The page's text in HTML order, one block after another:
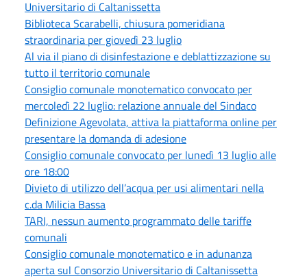
Universitario di Caltanissetta
Biblioteca Scarabelli, chiusura pomeridiana
straordinaria per giovedì 23 luglio
Al via il piano di disinfestazione e deblattizzazione su
tutto il territorio comunale
Consiglio comunale monotematico convocato per
mercoledì 22 luglio: relazione annuale del Sindaco
Definizione Agevolata, attiva la piattaforma online per
presentare la domanda di adesione
Consiglio comunale convocato per lunedì 13 luglio alle
ore 18:00
Divieto di utilizzo dell’acqua per usi alimentari nella
c.da Milicia Bassa
TARI, nessun aumento programmato delle tariffe
comunali
Consiglio comunale monotematico e in adunanza
aperta sul Consorzio Universitario di Caltanissetta